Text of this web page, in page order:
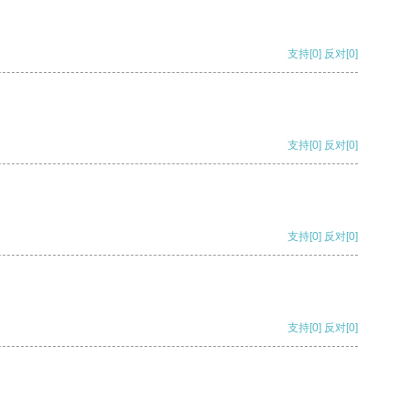
支持[0] 反对[0]
支持[0] 反对[0]
支持[0] 反对[0]
支持[0] 反对[0]